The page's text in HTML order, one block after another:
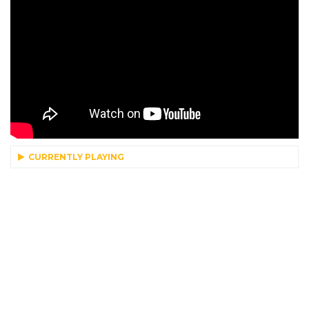
CURRENTLY PLAYING